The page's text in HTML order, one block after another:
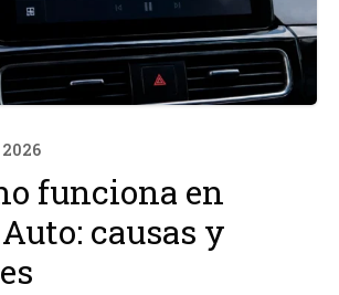
funciona en
causas y